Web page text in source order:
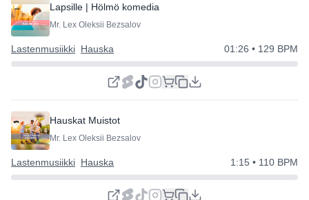
Lapsille | Hölmö komedia
Mr. Lex Oleksii Bezsalov
Lastenmusiikki Hauska 01:26 • 129 BPM
Hauskat Muistot
Mr. Lex Oleksii Bezsalov
Lastenmusiikki Hauska 1:15 • 110 BPM